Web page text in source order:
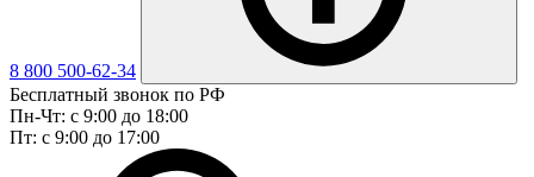
8 800 500-62-34
Бесплатный звонок по РФ
Пн-Чт: с 9:00 до 18:00
Пт: с 9:00 до 17:00